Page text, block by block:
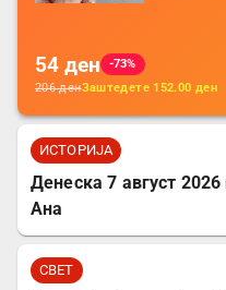
54 ден
-73%
206денЗаштедете 152.00 ден
ИСТОРИЈА
Денеска 7 август
Ана
СВЕТ